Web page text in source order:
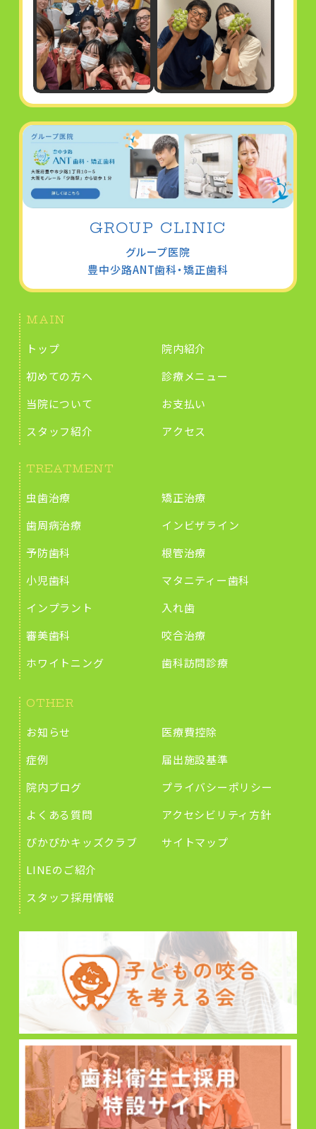
GROUP CLINIC
グループ医院
豊中少路ANT歯科・矯正歯科
MAIN
トップ
初めての方へ
当院について
スタッフ紹介
院内紹介
診療メニュー
お支払い
アクセス
TREATMENT
虫歯治療
歯周病治療
予防歯科
小児歯科
インプラント
審美歯科
ホワイトニング
矯正治療
インビザライン
根管治療
マタニティー歯科
入れ歯
咬合治療
歯科訪問診療
OTHER
お知らせ
症例
院内ブログ
よくある質問
ぴかぴかキッズクラブ
LINEのご紹介
スタッフ採用情報
医療費控除
届出施設基準
プライバシーポリシー
アクセシビリティ方針
サイトマップ